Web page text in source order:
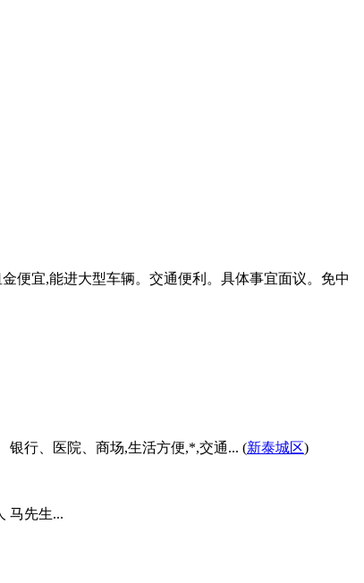
便宜,能进大型车辆。交通便利。具体事宜面议。免中
银行、医院、商场,生活方便,*,交通... (新泰城区)
马先生...